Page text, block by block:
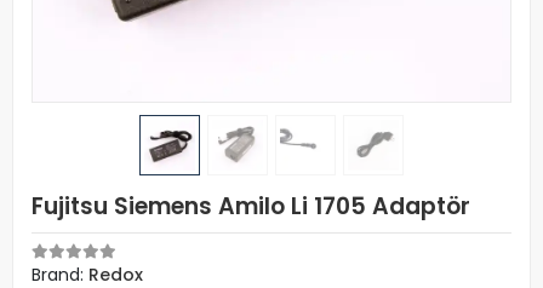
Fujitsu Siemens Amilo Li 1705 Adaptör
Brand: Redox